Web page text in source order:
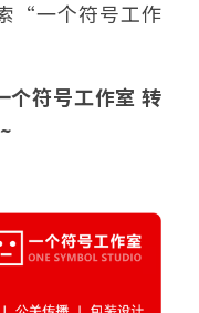
“一个符号工作
个符号工作室 转